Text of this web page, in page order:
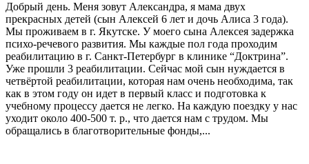
Добрый день. Меня зовут Александра, я мама двух
прекрасных детей (сын Алексей 6 лет и дочь Алиса 3 года).
Мы проживаем в г. Якутске. У моего сына Алексея задержка
психо-речевого развития. Мы каждые пол года проходим
реабилитацию в г. Санкт-Петербург в клинике “Доктрина”.
Уже прошли 3 реабилитации. Сейчас мой сын нуждается в
четвёртой реабилитации, которая нам очень необходима, так
как в этом году он идет в первый класс и подготовка к
учебному процессу дается не легко. На каждую поездку у нас
уходит около 400-500 т. р., что дается нам с трудом. Мы
обращались в благотворительные фонды,...